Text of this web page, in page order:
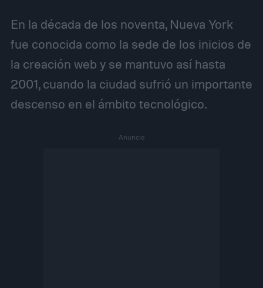
En la década de los noventa, Nueva York
fue conocida como la sede de los inicios de
la creación web y se mantuvo así hasta
2001, cuando la ciudad sufrió un importante
descenso en el ámbito tecnológico.